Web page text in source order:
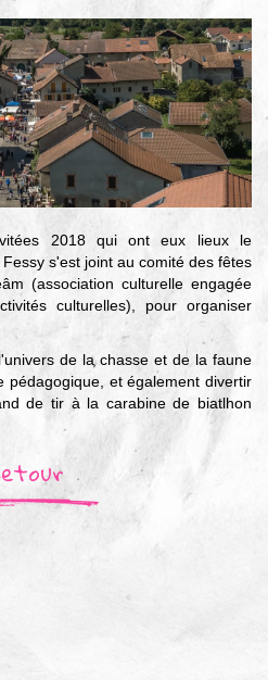
Agir
pour l’environnement
▼
Je veux devenir chasseur
▼
Je suis chasseur
Je valide mon permis
2018 qui ont eux lieux le
s'est joint au comité des fêtes
(association culturelle engagée
culturelles), pour organiser
de la chasse et de la faune
pédagogique, et également divertir
de tir à la carabine de biatlhon